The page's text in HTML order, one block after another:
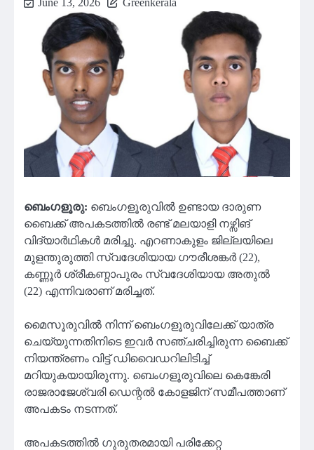
June 13, 2026 Greenkerala
ബെംഗളൂരു: ബെംഗളൂരുവിൽ ഉണ്ടായ ദാരുണ
ബൈക്ക് അപകടത്തിൽ രണ്ട് മലയാളി നഴ്സിങ്
വിദ്യാർഥികൾ മരിച്ചു. എറണാകുളം ജില്ലയിലെ
മുളന്തുരുത്തി സ്വദേശിയായ ഗൗരീശങ്കർ (22),
കണ്ണൂർ ശ്രീകണ്ഠാപുരം സ്വദേശിയായ അതുൽ
(22) എന്നിവരാണ് മരിച്ചത്.
മൈസൂരുവിൽ നിന്ന് ബെംഗളൂരുവിലേക്ക് യാത്ര
ചെയ്യുന്നതിനിടെ ഇവർ സഞ്ചരിച്ചിരുന്ന ബൈക്ക്
നിയന്ത്രണം വിട്ട് ഡിവൈഡറിലിടിച്ച്
മറിയുകയായിരുന്നു. ബെംഗളൂരുവിലെ കെങ്കേരി
രാജരാജേശ്വരി ഡെന്റൽ കോളജിന് സമീപത്താണ്
അപകടം നടന്നത്.
അപകടത്തിൽ ഗുരുതരമായി പരിക്കേറ്റ